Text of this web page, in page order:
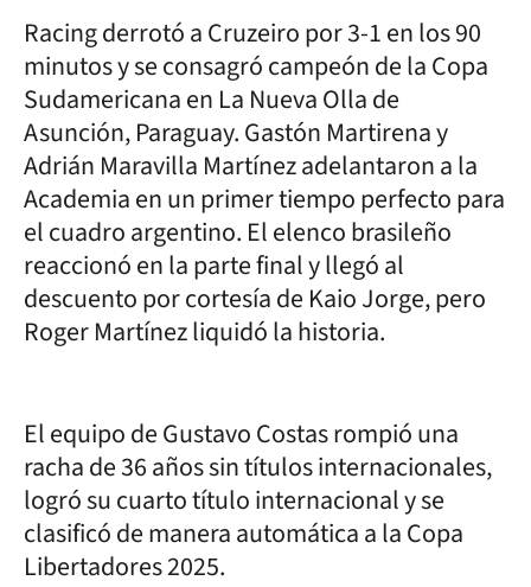
Racing derrotó a Cruzeiro por 3-1 en los 90
minutos y se consagró campeón de la Copa
Sudamericana en La Nueva Olla de
Asunción, Paraguay. Gastón Martirena y
Adrián Maravilla Martínez adelantaron a la
Academia en un primer tiempo perfecto para
el cuadro argentino. El elenco brasileño
reaccionó en la parte final y llegó al
descuento por cortesía de Kaio Jorge, pero
Roger Martínez liquidó la historia.
El equipo de Gustavo Costas rompió una
racha de 36 años sin títulos internacionales,
logró su cuarto título internacional y se
clasificó de manera automática a la Copa
Libertadores 2025.